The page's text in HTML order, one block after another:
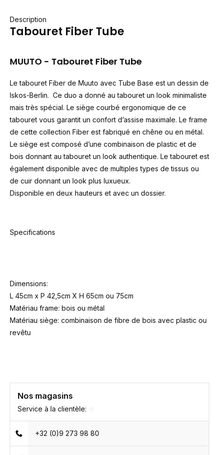
Description
Tabouret Fiber Tube
MUUTO - Tabouret Fiber Tube
Le tabouret Fiber de Muuto avec Tube Base est un dessin de
Iskos-Berlin. Ce duo a donné au tabouret un look minimaliste
mais très spécial. Le siège courbé ergonomique de ce
tabouret vous garantit un confort d’assise maximale. Le frame
de cette collection Fiber est fabriqué en chêne ou en métal.
Le siège est composé d’une combinaison de plastic et de
bois donnant au tabouret un look authentique. Le tabouret est
également disponible avec de multiples types de tissus ou
de cuir donnant un look plus luxueux.
Disponible en deux hauteurs et avec un dossier.
Specifications
Dimensions:
L 45cm x P 42,5cm X H 65cm ou 75cm
Matériau frame: bois ou métal
Matériau siège: combinaison de fibre de bois avec plastic ou
revêtu
Nos magasins
Service à la clientèle:
+32 (0)9 273 98 80